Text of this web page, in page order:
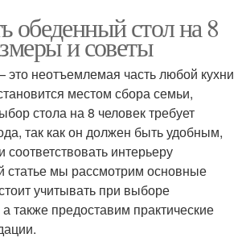
обеденный стол на 8
и советы
неотъемлемая часть любой кухни
местом сбора семьи,
стола на 8 человек требует
так как он должен быть удобным,
интерьеру
статье мы рассмотрим основные
учитывать при выборе
также предоставим практические